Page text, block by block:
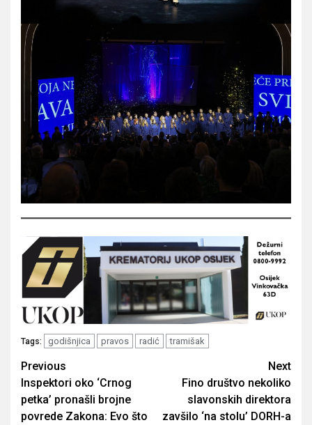
Tags: godišnjica pravos radić tramišak
Post
navigation
Previous
Inspektori oko ‘Crnog
petka’ pronašli brojne
povrede Zakona: Evo što
Next
Fino društvo nekoliko
slavonskih direktora
zavšilo ‘na stolu’ DORH-a